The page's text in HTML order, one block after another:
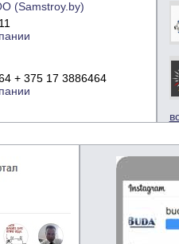
(Samstroy.by)
+ 375 17 3886464